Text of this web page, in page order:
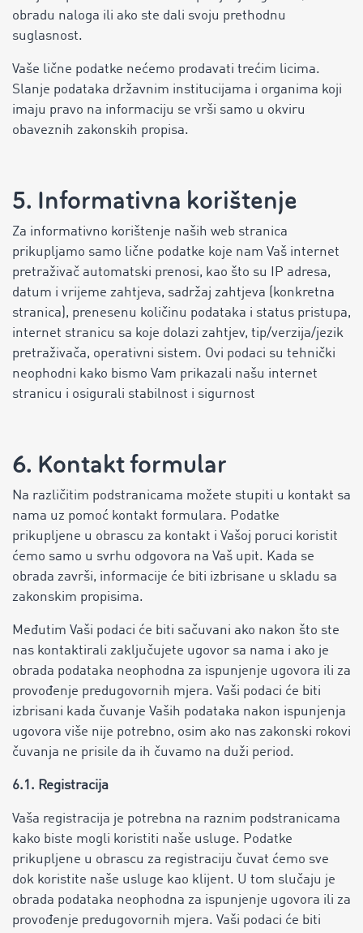
obradu naloga ili ako ste dali svoju prethodnu
suglasnost.
Vaše lične podatke nećemo prodavati trećim licima.
Slanje podataka državnim institucijama i organima koji
imaju pravo na informaciju se vrši samo u okviru
obaveznih zakonskih propisa.
5. Informativna korištenje
Za informativno korištenje naših web stranica
prikupljamo samo lične podatke koje nam Vaš internet
pretraživač automatski prenosi, kao što su IP adresa,
datum i vrijeme zahtjeva, sadržaj zahtjeva (konkretna
stranica), prenesenu količinu podataka i status pristupa,
internet stranicu sa koje dolazi zahtjev, tip/verzija/jezik
pretraživača, operativni sistem. Ovi podaci su tehnički
neophodni kako bismo Vam prikazali našu internet
stranicu i osigurali stabilnost i sigurnost
6. Kontakt formular
Na različitim podstranicama možete stupiti u kontakt sa
nama uz pomoć kontakt formulara. Podatke
prikupljene u obrascu za kontakt i Vašoj poruci koristit
ćemo samo u svrhu odgovora na Vaš upit. Kada se
obrada završi, informacije će biti izbrisane u skladu sa
zakonskim propisima.
Međutim Vaši podaci će biti sačuvani ako nakon što ste
nas kontaktirali zaključujete ugovor sa nama i ako je
obrada podataka neophodna za ispunjenje ugovora ili za
provođenje predugovornih mjera. Vaši podaci će biti
izbrisani kada čuvanje Vaših podataka nakon ispunjenja
ugovora više nije potrebno, osim ako nas zakonski rokovi
čuvanja ne prisile da ih čuvamo na duži period.
6.1. Registracija
Vaša registracija je potrebna na raznim podstranicama
kako biste mogli koristiti naše usluge. Podatke
prikupljene u obrascu za registraciju čuvat ćemo sve
dok koristite naše usluge kao klijent. U tom slučaju je
obrada podataka neophodna za ispunjenje ugovora ili za
provođenje predugovornih mjera. Vaši podaci će biti